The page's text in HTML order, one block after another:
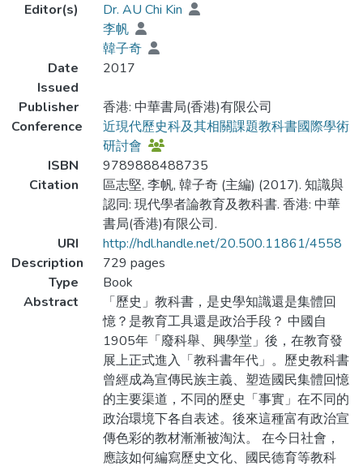
Editor(s)
Dr. AU Chi Kin
李帆
韓子奇
Date
Issued
2017
Publisher
香港: 中華書局(香港)有限公司
Conference
近現代歷史科及其相關課題教科書國際學術
研討會
ISBN
9789888488735
Citation
區志堅, 李帆, 韓子奇 (主編) (2017). 知識與
認同: 現代學者論教育及教科書. 香港: 中華
書局(香港)有限公司.
URI
http://hdl.handle.net/20.500.11861/4558
Description
729 pages
Type
Book
Abstract
「歷史」教科書，是史學知識還是集體回
憶？是教育工具還是政治手段？ 中國自
1905年「廢科舉、興學堂」後，在教育發
展上正式進入「教科書年代」。歷史教科書
曾經成為宣傳民族主義、塑造國民集體回憶
的主要渠道，不同的歷史「事實」在不同的
政治環境下各自表述。後來這種富有政治宣
傳色彩的教材漸漸被淘汰。 在今日社會，
應該如何編寫歷史文化、國民德育等教科